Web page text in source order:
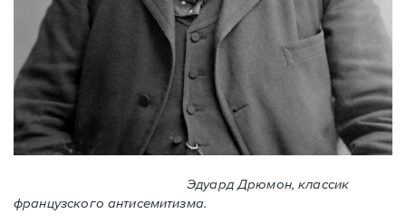
Эдуард Дрюмон, классик
французского антисемитизма.